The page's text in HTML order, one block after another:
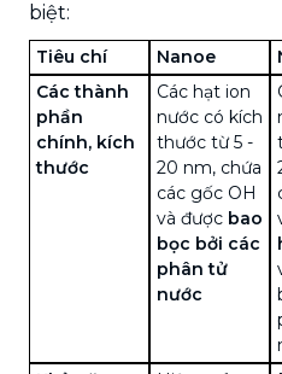
biệt:
Tiêu chí Nanoe
Các thành
phần
chính, kích
thước
Các hạt ion
nước có kích
thước từ 5 -
20 nm, chứa
các gốc OH
và được bao
bọc bởi các
phân tử
nước